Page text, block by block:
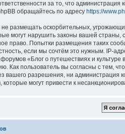
за то, что
обращайтесь по адресу https://
размещать оскорбительных,
могут нарушить законы вашей страны,
право. Попытки размещения таких
если мы сочтём это нужным. IP-
«Блог о путешествиях и
Как пользователь вы согласны с тем,
вашего разрешения, ни администрация
которые могут привести к